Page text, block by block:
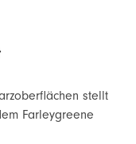
stellt
Farleygreene